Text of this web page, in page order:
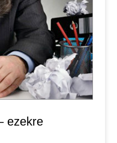
ezekre